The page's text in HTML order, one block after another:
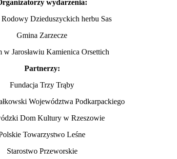
wydarzenia:
Dzieduszyckich herbu Sas
Gmina Zarzecze
w Jarosławiu Kamienica Orsettich
Partnerzy:
Fundacja Trzy Trąby
Województwa Podkarpackiego
Dom Kultury w Rzeszowie
Towarzystwo Leśne
Starostwo Przeworskie